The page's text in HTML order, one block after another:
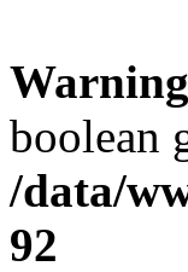
Warning
boolean
/data/
92